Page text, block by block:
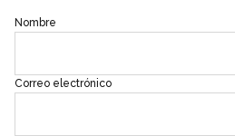
Nombre
Correo electrónico